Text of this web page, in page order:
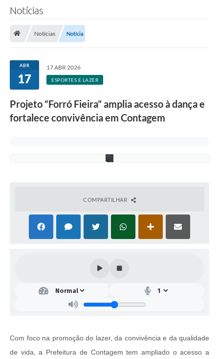
Notícias
Notícias Notícia
ABR
17
17 ABR 2026
ESPORTES E LAZER
Projeto “Forró Fieira” amplia acesso à dança e
fortalece convivência em Contagem
i
m
a
COMPARTILHAR
Com foco na promoção do lazer, da convivência e da qualidade
de vida, a Prefeitura de Contagem tem ampliado o acesso a